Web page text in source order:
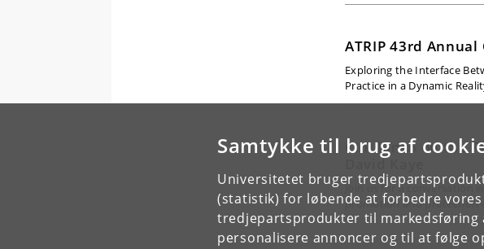
Samtykke til brug af
Universitetet bruger
(statistik) for løbende at forbedre
tredjepartsprodukter til markedsføring
personalisere annoncer og til at følge
ATRIP 43rd Annual
Exploring the Interface
Practice in a Dynamic
CIIR lunch on the
David Kaye
Join us for a conversation
promotion and protection